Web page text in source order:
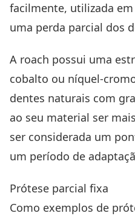
facilmente, utilizada
uma perda parcial dos
A roach possui uma
cobalto ou níquel-
dentes naturais com
ao seu material ser
ser considerada um
um período de
Prótese parcial fixa
Como exemplos de